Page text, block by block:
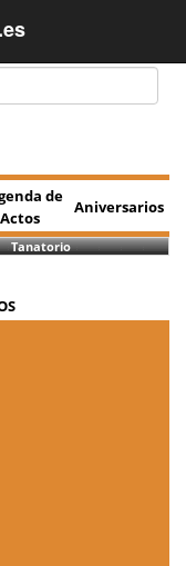
.es
de
Actos
Aniversarios
Tanatorio